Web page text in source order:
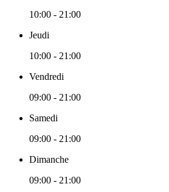
10:00 - 21:00
Jeudi
10:00 - 21:00
Vendredi
09:00 - 21:00
Samedi
09:00 - 21:00
Dimanche
09:00 - 21:00